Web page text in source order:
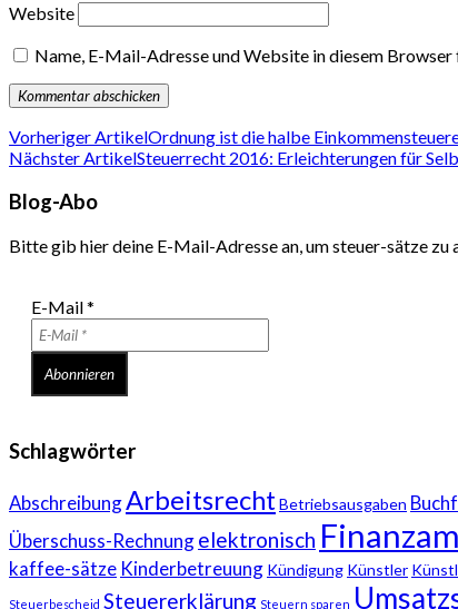
Website
Name, E-Mail-Adresse und Website in diesem
Vorheriger ArtikelOrdnung ist die halbe
Nächster ArtikelSteuerrecht 2016: Erleichterungen für
Blog-Abo
Bitte gib hier deine E-Mail-Adresse an, um steuer-sätze
E-Mail*
Schlagwörter
AbschreibungArbeitsrechtBetriebsausgaben
Überschuss-Rechnungelektronisch
kaffee-sätze Kinderbetreuung Kündigung Künstler
Steuerbescheid Steuererklärung Steuern sparen